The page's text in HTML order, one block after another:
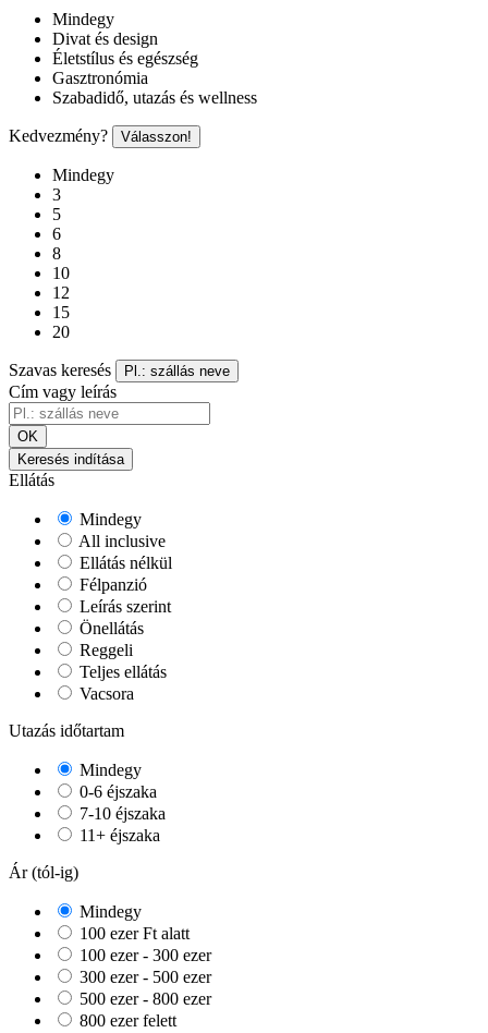
Mindegy
Divat és design
Életstílus és egészség
Gasztronómia
Szabadidő, utazás és wellness
Kedvezmény? Válasszon!
Mindegy
3
5
6
8
10
12
15
20
Szavas keresés Pl.: szállás neve
Cím vagy leírás
OK
Keresés indítása
Ellátás
Mindegy
All inclusive
Ellátás nélkül
Félpanzió
Leírás szerint
Önellátás
Reggeli
Teljes ellátás
Vacsora
Utazás időtartam
Mindegy
0-6 éjszaka
7-10 éjszaka
11+ éjszaka
Ár (tól-ig)
Mindegy
100 ezer Ft alatt
100 ezer - 300 ezer
300 ezer - 500 ezer
500 ezer - 800 ezer
800 ezer felett